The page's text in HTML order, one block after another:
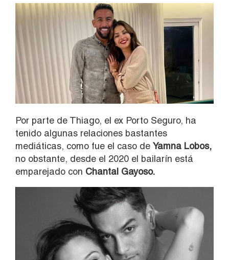
Por parte de Thiago, el ex Porto Seguro, ha
tenido algunas relaciones bastantes
mediáticas, como fue el caso de Yamna Lobos,
no obstante, desde el 2020 el bailarín está
emparejado con Chantal Gayoso.